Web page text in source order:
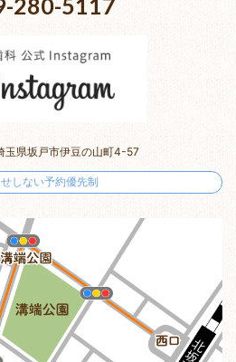
280-5117
県坂戸市伊豆の山町4-57
しない予約優先制